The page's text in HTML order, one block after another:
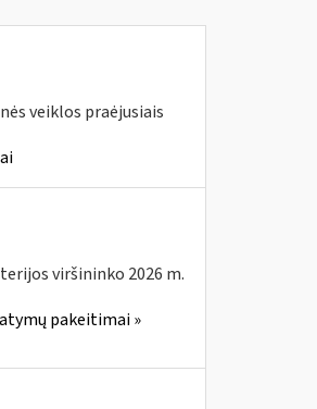
veiklos praėjusiais
viršininko 2026 m.
pakeitimai »